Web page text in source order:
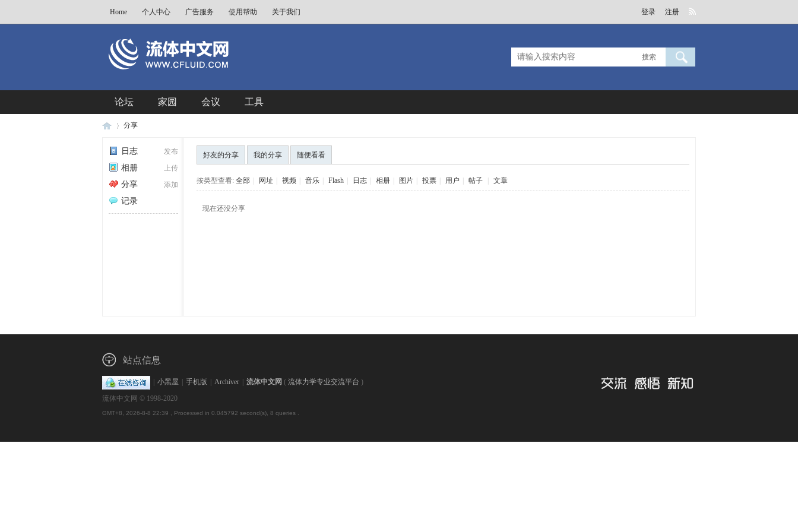
Home 个人中心 广告服务 使用帮助 关于我们 登录 注册
搜索
论坛 家园 会议 工具
中
分享
发布
日志
上传
相册
添加
分享
记录
好友的分享 我的分享 随便看看
按类型查看: 全部 网址 视频 音乐 Flash 日志 相册 图片 投票 用户 帖子 文章
现在还没分享
站点信息
小黑屋 手机版 Archiver 流体中文网 ( 流体力学专业交流平台 )
流体中文网 © 1998-2020
GMT+8, 2026-8-8 22:39 , Processed in 0.045792 second(s), 8 queries .